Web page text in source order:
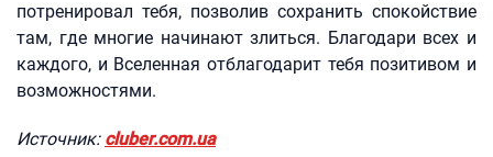
потренировал тебя, позволив сохранить спокойствие
там, где многие начинают злиться. Благодари всех и
каждого, и Вселенная отблагодарит тебя позитивом и
возможностями.
Источник: cluber.com.ua